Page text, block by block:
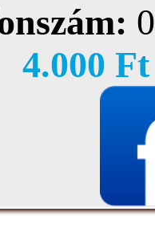
0
4.000 Ft